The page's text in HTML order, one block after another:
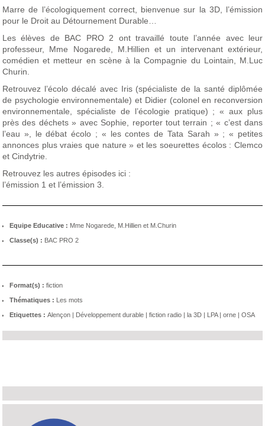
Marre de l’écologiquement correct, bienvenue sur la 3D, l’émission
pour le Droit au Détournement Durable…
Les élèves de BAC PRO 2 ont travaillé toute l’année avec leur
professeur, Mme Nogarede, M.Hillien et un intervenant extérieur,
comédien et metteur en scène à la Compagnie du Lointain, M.Luc
Churin.
Retrouvez l’écolo décalé avec Iris (spécialiste de la santé diplômée
de psychologie environnementale) et Didier (colonel en reconversion
environnementale, spécialiste de l’écologie pratique) ; « aux plus
près des déchets » avec Sophie, reporter tout terrain ; « c’est dans
l’eau », le débat écolo ; « les contes de Tata Sarah » ; « petites
annonces plus vraies que nature » et les soeurettes écolos : Clemco
et Cindytrie.
Retrouvez les autres épisodes ici :
l’émission 1 et l’émission 3
Equipe Educative : Mme Nogarede, M.Hillien et M.Churin
Classe(s) : BAC PRO 2
Format(s) : fiction
Thématiques : Les mots
Etiquettes : Alençon | Développement durable | fiction radio | la 3D | LPA| orne | OSA